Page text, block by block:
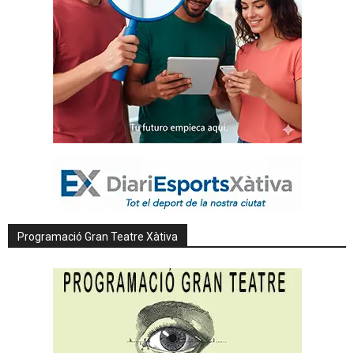
Programació Gran Teatre Xàtiva